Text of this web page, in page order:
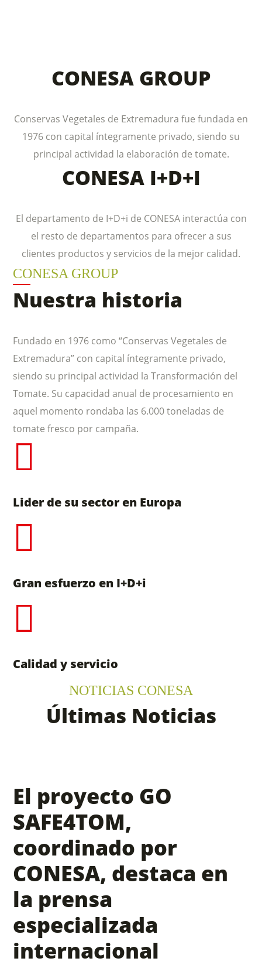
CONESA GROUP
Conservas Vegetales de Extremadura fue fundada en
1976 con capital íntegramente privado, siendo su
principal actividad la elaboración de tomate.
CONESA I+D+I
El departamento de I+D+i de CONESA interactúa con
el resto de departamentos para ofrecer a sus
clientes productos y servicios de la mejor calidad.
CONESA GROUP
Nuestra historia
Fundado en 1976 como “Conservas Vegetales de
Extremadura” con capital íntegramente privado,
siendo su principal actividad la Transformación del
Tomate. Su capacidad anual de procesamiento en
aquel momento rondaba las 6.000 toneladas de
tomate fresco por campaña.
Lider de su sector en Europa
Gran esfuerzo en I+D+i
Calidad y servicio
NOTICIAS CONESA
Últimas Noticias
El proyecto GO
SAFE4TOM,
coordinado por
CONESA, destaca en
la prensa
especializada
internacional